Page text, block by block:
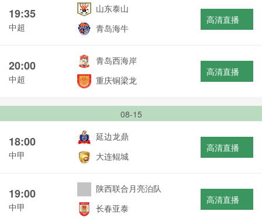
19:35
中超
山东泰山
青岛海牛
高清直播
20:00
中超
青岛西海岸
重庆铜梁龙
高清直播
08-15
18:00
中甲
延边龙鼎
大连鲲城
高清直播
19:00
中甲
陕西联合月亮泊队
长春亚泰
高清直播